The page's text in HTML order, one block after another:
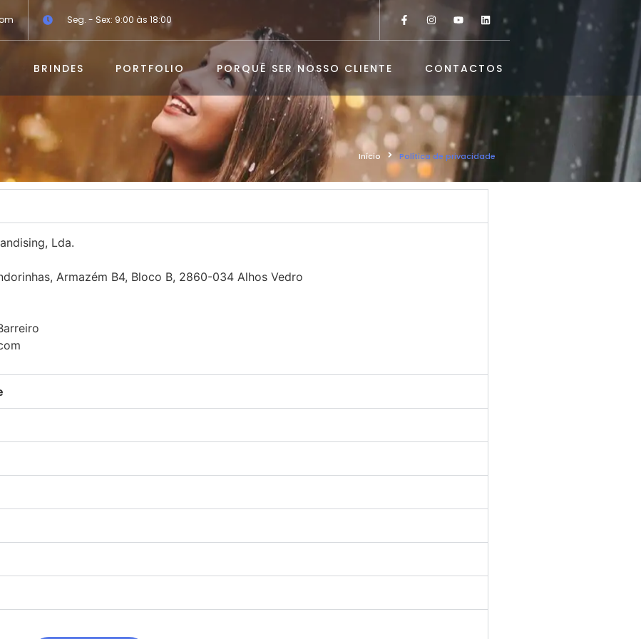
Seg. - Sex: 9:00 às 18:00
BRINDES PORTFOLIO PORQUÊ SER NOSSO CLIENTE CONTACTOS
Início Política de privacidade
Lda.
Armazém B4, Bloco B, 2860-034 Alhos Vedro